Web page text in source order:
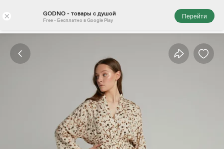
× GODNO - товары с душой
Free - Бесплатно в Google Play
Перейти